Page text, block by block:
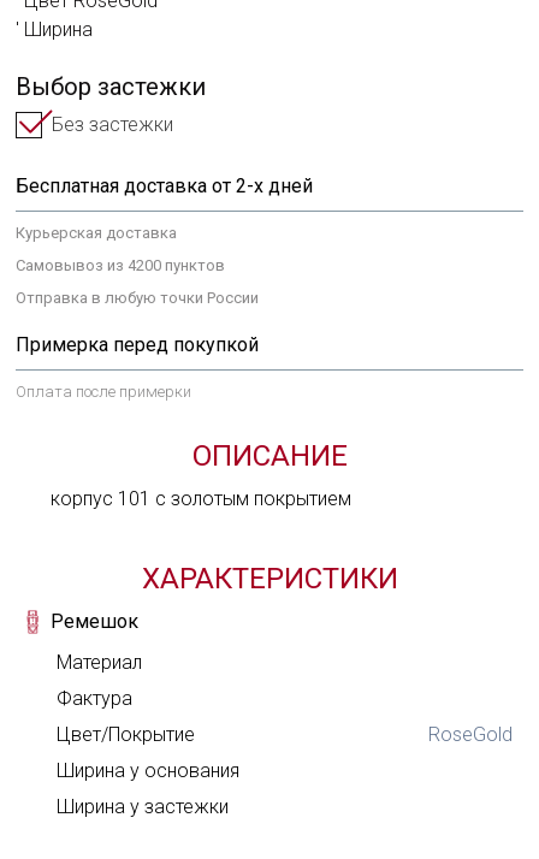
Гарантийные обязательства
Задай нам вопрос
Ширина
Выбор застежки
Без застежки
Бесплатная доставка от 2-х дней
Курьерская доставка
Самовывоз из 4200 пунктов
Отправка в любую точки России
Примерка перед покупкой
Оплата после примерки
ОПИСАНИЕ
корпус 101 с золотым покрытием
ХАРАКТЕРИСТИКИ
Ремешок
Материал
Фактура
Цвет/Покрытие
RoseGold
Ширина у основания
Ширина у застежки